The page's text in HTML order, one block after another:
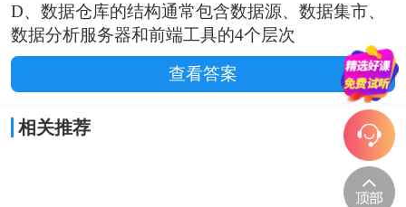
D、数据仓库的结构通常包含数据源、数据集市、
数据分析服务器和前端工具的4个层次
查看答案
相关推荐